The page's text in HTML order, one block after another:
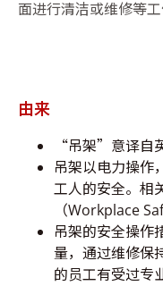
面进行清洁或维修等工
由来
“吊架”意译自
吊架以电力操作
工人的安全。相
（Workplace
吊架的安全操作
量，通过维修保
的员工有受过专